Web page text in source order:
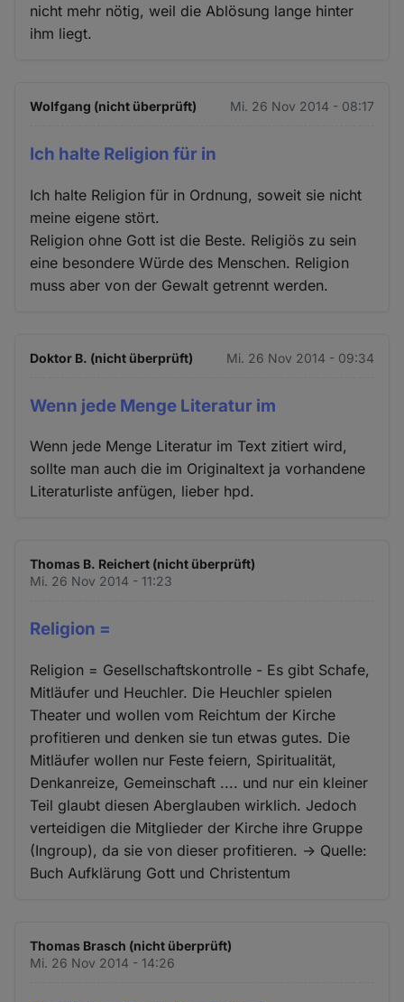
nicht mehr nötig, weil die Ablösung lange hinter
ihm liegt.
Wolfgang (nicht überprüft) Mi. 26 Nov 2014 - 08:17
Ich halte Religion für in
Ich halte Religion für in Ordnung, soweit sie nicht
meine eigene stört.
Religion ohne Gott ist die Beste. Religiös zu sein
eine besondere Würde des Menschen. Religion
muss aber von der Gewalt getrennt werden.
Doktor B. (nicht überprüft) Mi. 26 Nov 2014 - 09:34
Wenn jede Menge Literatur im
Wenn jede Menge Literatur im Text zitiert wird,
sollte man auch die im Originaltext ja vorhandene
Literaturliste anfügen, lieber hpd.
Thomas B. Reichert (nicht überprüft)
Mi. 26 Nov 2014 - 11:23
Religion =
Religion = Gesellschaftskontrolle - Es gibt Schafe,
Mitläufer und Heuchler. Die Heuchler spielen
Theater und wollen vom Reichtum der Kirche
profitieren und denken sie tun etwas gutes. Die
Mitläufer wollen nur Feste feiern, Spiritualität,
Denkanreize, Gemeinschaft .... und nur ein kleiner
Teil glaubt diesen Aberglauben wirklich. Jedoch
verteidigen die Mitglieder der Kirche ihre Gruppe
(Ingroup), da sie von dieser profitieren. -> Quelle:
Buch Aufklärung Gott und Christentum
Thomas Brasch (nicht überprüft)
Mi. 26 Nov 2014 - 14:26